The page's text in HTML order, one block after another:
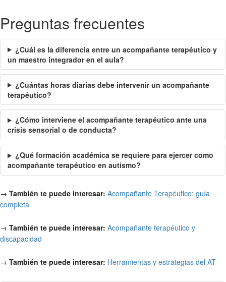
Preguntas frecuentes
¿Cuál es la diferencia entre un acompañante terapéutico y
un maestro integrador en el aula?
¿Cuántas horas diarias debe intervenir un acompañante
terapéutico?
¿Cómo interviene el acompañante terapéutico ante una
crisis sensorial o de conducta?
¿Qué formación académica se requiere para ejercer como
acompañante terapéutico en autismo?
→ También te puede interesar: Acompañante Terapéutico: guía
completa
→ También te puede interesar: Acompañante terapéutico y
discapacidad
→ También te puede interesar: Herramientas y estrategias del AT